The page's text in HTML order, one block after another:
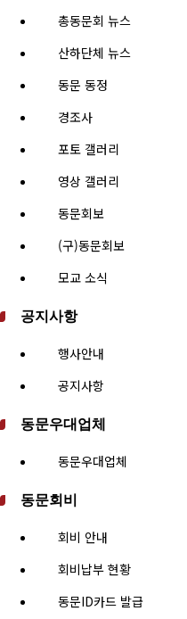
총동문회 뉴스
산하단체 뉴스
동문 동정
경조사
포토 갤러리
영상 갤러리
동문회보
(구)동문회보
모교 소식
공지사항
행사안내
공지사항
동문우대업체
동문우대업체
동문회비
회비 안내
회비납부 현황
동문ID카드 발급